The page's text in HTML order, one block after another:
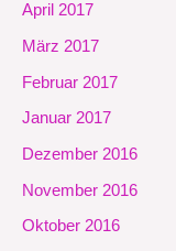
April 2017
März 2017
Februar 2017
Januar 2017
Dezember 2016
November 2016
Oktober 2016